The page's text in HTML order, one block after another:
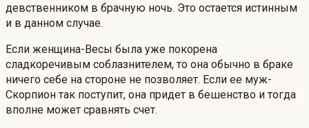
девственником в брачную ночь. Это остается истинным
и в данном случае.
Если женщина-Весы была уже покорена
сладкоречивым соблазнителем, то она обычно в браке
ничего себе на стороне не позволяет. Если ее муж-
Скорпион так поступит, она придет в бешенство и тогда
вполне может сравнять счет.